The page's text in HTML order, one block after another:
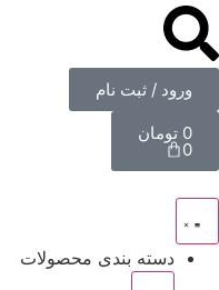
ورود / ثبت نام
0 تومان
0
دسته بندی محصولات